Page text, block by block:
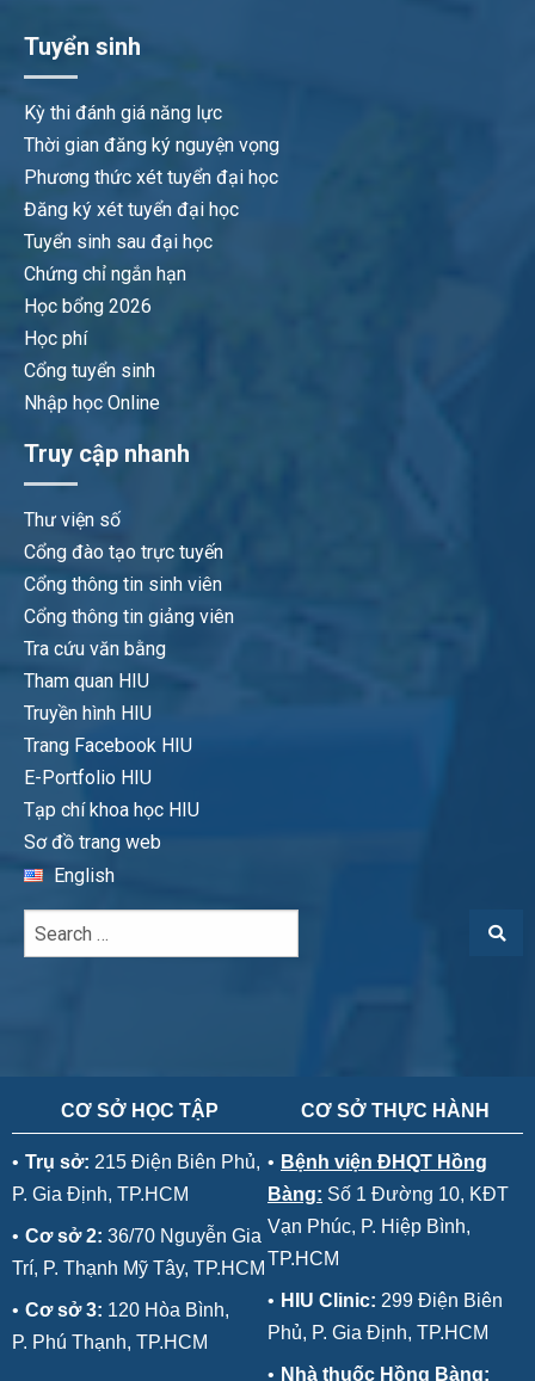
Tuyển sinh
Kỳ thi đánh giá năng lực
Thời gian đăng ký nguyện vọng
Phương thức xét tuyển đại học
Đăng ký xét tuyển đại học
Tuyển sinh sau đại học
Chứng chỉ ngắn hạn
Học bổng 2026
Học phí
Cổng tuyển sinh
Nhập học Online
Truy cập nhanh
Thư viện số
Cổng đào tạo trực tuyến
Cổng thông tin sinh viên
Cổng thông tin giảng viên
Tra cứu văn bằng
Tham quan HIU
Truyền hình HIU
Trang Facebook HIU
E-Portfolio HIU
Tạp chí khoa học HIU
Sơ đồ trang web
English
CƠ SỞ HỌC TẬP
• Trụ sở: 215 Điện Biên Phủ,
P. Gia Định, TP.HCM
• Cơ sở 2: 36/70 Nguyễn Gia
Trí, P. Thạnh Mỹ Tây, TP.HCM
• Cơ sở 3: 120 Hòa Bình,
P. Phú Thạnh, TP.HCM
CƠ SỞ THỰC HÀNH
• Bệnh viện ĐHQT Hồng
Bàng: Số 1 Đường 10, KĐT
Vạn Phúc, P. Hiệp Bình,
TP.HCM
• HIU Clinic: 299 Điện Biên
Phủ, P. Gia Định, TP.HCM
• Nhà thuốc Hồng Bàng: